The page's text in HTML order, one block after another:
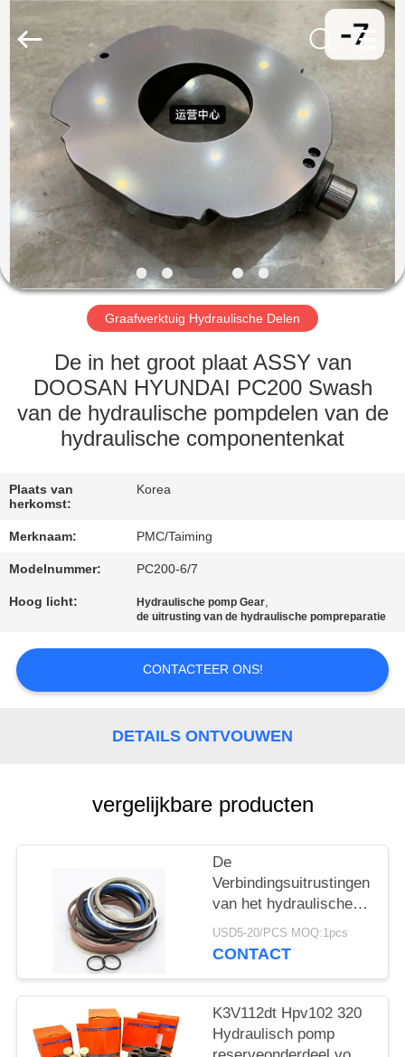
HUIS
PRODUCTEN
ONGEVEER
ONS
FABRIEKSREIS
KWALITEITSCONTROLE
CONTACTEER
VERZOEK
OM EEN
SITEMAP
PRIVACY
POLICY
Co.,
Reserved.
Graafwerktuig Hydraulische Delen
De in het groot plaat ASSY van
DOOSAN HYUNDAI PC200 Swash
van de hydraulische pompdelen van de
hydraulische componentenkat
Plaats van
herkomst:
Korea
Merknaam: PMC/Taiming
Modelnummer: PC200-6/7
Hoog licht: Hydraulische pomp Gear,
de uitrusting van de hydraulische pompreparatie
CONTACTEER ONS!
DETAILS ONTVOUWEN
vergelijkbare producten
De
Verbindingsuitrustingen
van het hydraulische
Pompskelet E320 voor
Bouwgraafwerktuig
USD5-20/PCS MOQ:1pcs
CONTACT
K3V112dt Hpv102 320
Hydraulisch pomp